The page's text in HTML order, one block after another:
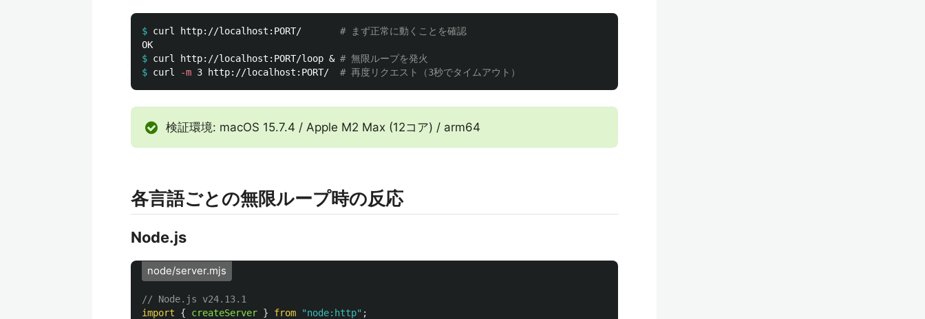
$ curl http://localhost:PORT/ # まず正常に動くことを確認
$ curl http://localhost:PORT/loop & # 無限ループを発火
$ curl -m 3 http://localhost:PORT/ # 再度リクエスト（3秒でタイムアウト）
検証環境: macOS 15.7.4 / Apple M2 Max (12コア) / arm64
各言語ごとの無限ループ時の反応
Node.js
node/server.mjs
// Node.js v24.13.1
import
{ createServer } from "node:http" ;